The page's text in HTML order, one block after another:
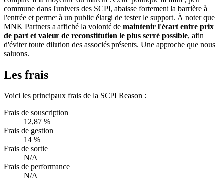
commune dans l'univers des SCPI, abaisse fortement la barrière à
l'entrée et permet à un public élargi de tester le support. À noter que
MNK Partners a affiché la volonté de maintenir l'écart entre prix
de part et valeur de reconstitution le plus serré possible, afin
d'éviter toute dilution des associés présents. Une approche que nous
saluons.
Les frais
Voici les principaux frais de la SCPI Reason :
Frais de souscription
12,87 %
Frais de gestion
14 %
Frais de sortie
N/A
Frais de performance
N/A